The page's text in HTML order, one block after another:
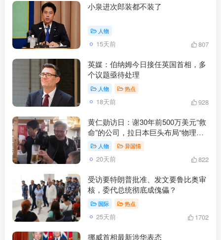
小泉进次郎装都不装了
人物
15天前 807
英媒：伯纳姆今日接任英国首相，多
个议题亟待处理
人物 热点
18天前 928
黄仁勋访日：谢30年前500万美元“救
命”的公司，拉日本巨头布局“物理人
工智能”
人物 异国情
20天前 822
受访要特朗普批准、发文要鲁比奥审
核，委代总统彻底成傀儡？
国际 热点
25天前 1702
挪威首相最新涉华表态